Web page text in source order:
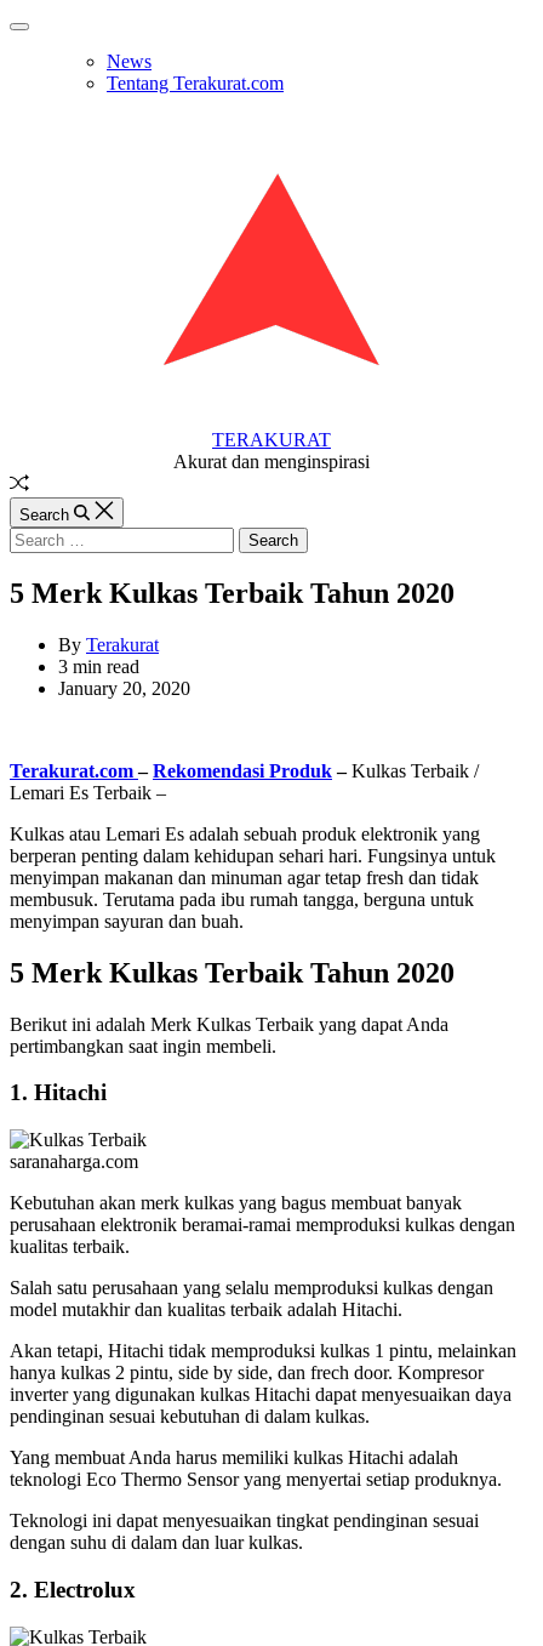
Skip
Off
News
Tentang Terakurat.com
TERAKURAT
Akurat dan menginspirasi
Random
Article
Search
Search
for:
5 Merk Kulkas Terbaik Tahun 2020
By Terakurat
Estimated
read
3 min read
January 20, 2020
Terakurat.com–Rekomendasi Produk–Kulkas Terbaik /
Lemari Es Terbaik –
Kulkas atau Lemari Es adalah sebuah produk elektronik yang
berperan penting dalam kehidupan sehari hari. Fungsinya untuk
menyimpan makanan dan minuman agar tetap fresh dan tidak
membusuk. Terutama pada ibu rumah tangga, berguna untuk
menyimpan sayuran dan buah.
5 Merk Kulkas Terbaik Tahun 2020
Berikut ini adalah Merk Kulkas Terbaik yang dapat Anda
pertimbangkan saat ingin membeli.
1. Hitachi
saranaharga.com
Kebutuhan akan merk kulkas yang bagus membuat banyak
perusahaan elektronik beramai-ramai memproduksi kulkas dengan
kualitas terbaik.
Salah satu perusahaan yang selalu memproduksi kulkas dengan
model mutakhir dan kualitas terbaik adalah Hitachi.
Akan tetapi, Hitachi tidak memproduksi kulkas 1 pintu, melainkan
hanya kulkas 2 pintu, side by side, dan frech door. Kompresor
inverter yang digunakan kulkas Hitachi dapat menyesuaikan daya
pendinginan sesuai kebutuhan di dalam kulkas.
Yang membuat Anda harus memiliki kulkas Hitachi adalah
teknologi Eco Thermo Sensor yang menyertai setiap produknya.
Teknologi ini dapat menyesuaikan tingkat pendinginan sesuai
dengan suhu di dalam dan luar kulkas.
2. Electrolux